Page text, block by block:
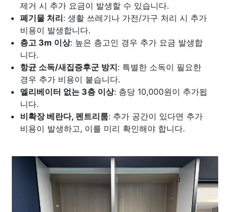
제거 시 추가 요금이 발생할 수 있습니다.
폐기물 처리: 생활 쓰레기나 가전/가구 처리 시 추가
비용이 발생합니다.
층고 3m 이상: 높은 층고인 경우 추가 요금 발생합
니다.
항균 소독/새집증후군 방지: 특별한 소독이 필요한
경우 추가 비용이 붙습니다.
엘리베이터 없는 3층 이상: 층당 10,000원이 추가됩
니다.
비확장 베란다, 펜트리룸: 추가 공간이 있다면 추가
비용이 발생하고, 이를 미리 확인해야 합니다.